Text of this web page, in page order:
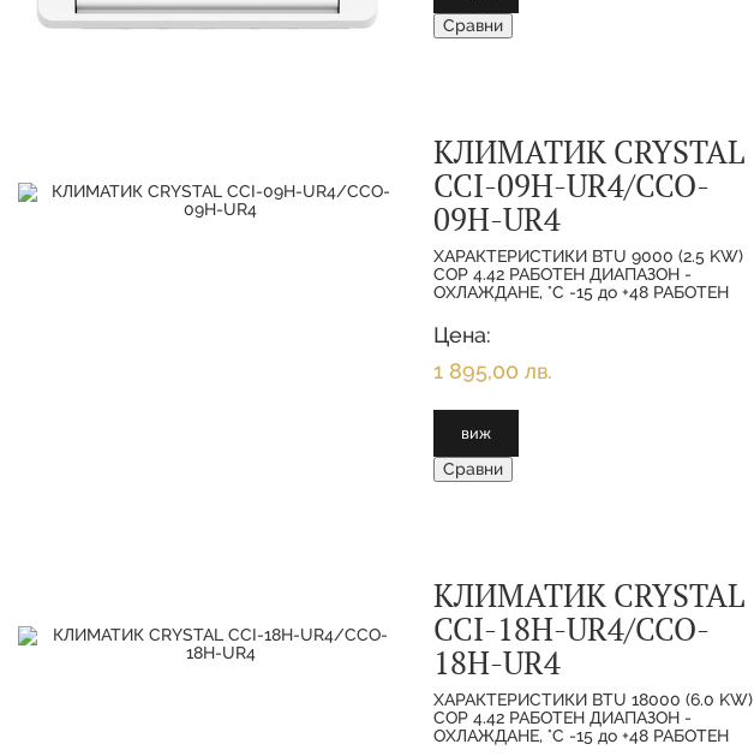
Сравни
КЛИМАТИК CRYSTAL
CCI-09H-UR4/CCO-
09H-UR4
ХАРАКТЕРИСТИКИ BTU 9000 (2.5 KW)
COP 4.42 РАБОТЕН ДИАПАЗОН -
ОХЛАЖДАНЕ, °C -15 до +48 РАБОТЕН
EER 4.39
Цена:
1 895,00 лв.
виж
Сравни
КЛИМАТИК CRYSTAL
CCI-18H-UR4/CCO-
18H-UR4
ХАРАКТЕРИСТИКИ BTU 18000 (6.0 KW)
COP 4.42 РАБОТЕН ДИАПАЗОН -
ОХЛАЖДАНЕ, °C -15 до +48 РАБОТЕН